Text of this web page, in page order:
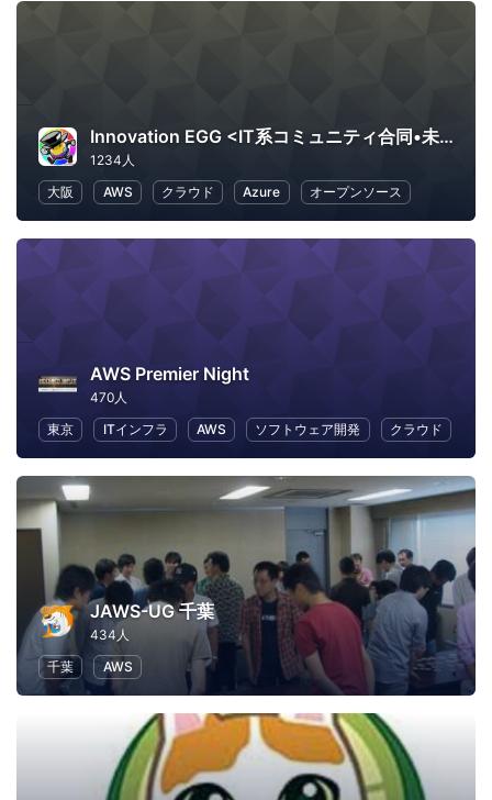
Innovation EGG <IT系コミュニティ合同•未経験者向け勉強会>
1234人
大阪
AWS クラウド Azure オープンソース
AWS Premier Night
470人
東京
ITインフラ AWS ソフトウェア開発 クラウド
JAWS-UG 千葉
434人
千葉
AWS